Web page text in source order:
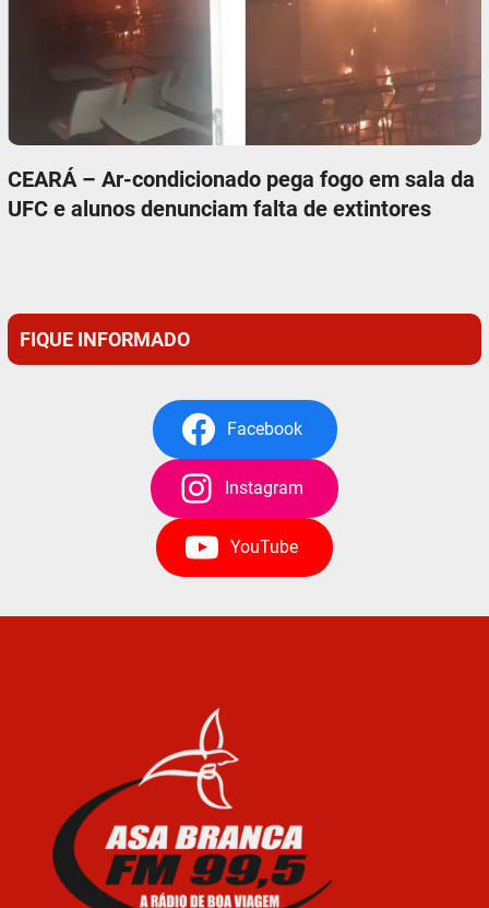
CEARÁ – Ar-condicionado pega fogo em sala da
UFC e alunos denunciam falta de extintores
FIQUE INFORMADO
Facebook
Instagram
YouTube